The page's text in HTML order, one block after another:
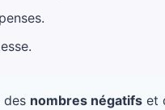
des nombres négatifset